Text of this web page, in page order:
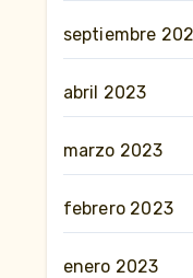
septiembre
abril 2023
marzo 2023
febrero 2023
enero 2023